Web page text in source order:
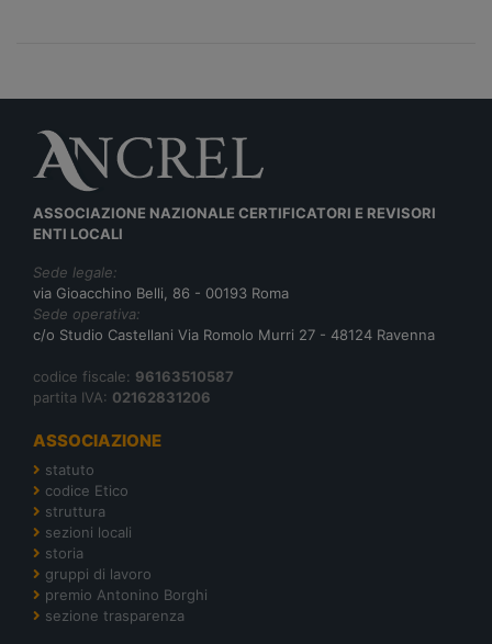
ASSOCIAZIONE NAZIONALE CERTIFICATORI E REVISORI
ENTI LOCALI
Sede legale:
via Gioacchino Belli, 86 - 00193 Roma
Sede operativa:
c/o Studio Castellani Via Romolo Murri 27 - 48124 Ravenna
codice fiscale: 96163510587
partita IVA: 02162831206
ASSOCIAZIONE
statuto
codice Etico
struttura
sezioni locali
storia
gruppi di lavoro
premio Antonino Borghi
sezione trasparenza